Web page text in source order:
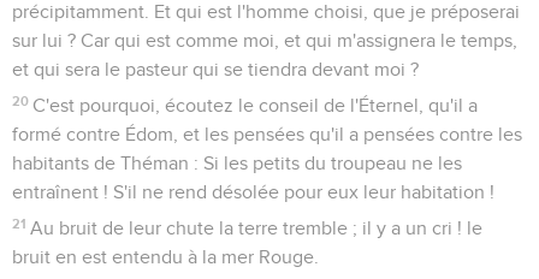
précipitamment. Et qui est l'homme choisi, que je préposerai
sur lui ? Car qui est comme moi, et qui m'assignera le temps,
et qui sera le pasteur qui se tiendra devant moi ?
20 C'est pourquoi, écoutez le conseil de l'Éternel, qu'il a
formé contre Édom, et les pensées qu'il a pensées contre les
habitants de Théman : Si les petits du troupeau ne les
entraînent ! S'il ne rend désolée pour eux leur habitation !
21 Au bruit de leur chute la terre tremble ; il y a un cri ! le
bruit en est entendu à la mer Rouge.